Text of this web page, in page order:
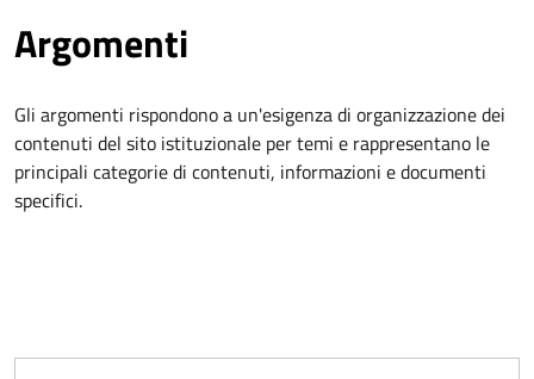
Argomenti
Gli argomenti rispondono a un'esigenza di organizzazione dei
contenuti del sito istituzionale per temi e rappresentano le
principali categorie di contenuti, informazioni e documenti
specifici.